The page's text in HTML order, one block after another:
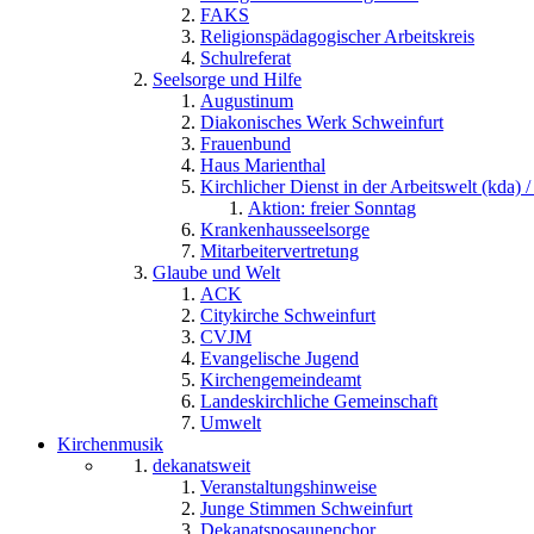
FAKS
Religionspädagogischer Arbeitskreis
Schulreferat
Seelsorge und Hilfe
Augustinum
Diakonisches Werk Schweinfurt
Frauenbund
Haus Marienthal
Kirchlicher Dienst in der Arbeitswelt (kda) /
Aktion: freier Sonntag
Krankenhausseelsorge
Mitarbeitervertretung
Glaube und Welt
ACK
Citykirche Schweinfurt
CVJM
Evangelische Jugend
Kirchengemeindeamt
Landeskirchliche Gemeinschaft
Umwelt
Kirchenmusik
dekanatsweit
Veranstaltungshinweise
Junge Stimmen Schweinfurt